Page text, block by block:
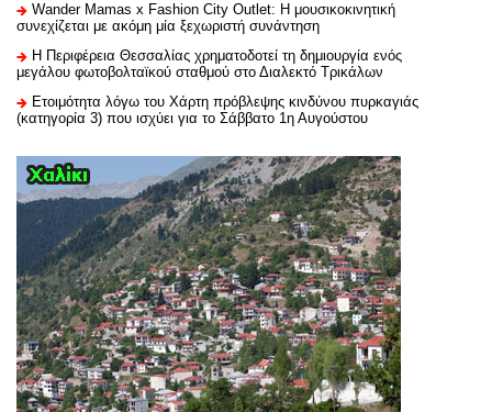
Wander Mamas x Fashion City Outlet: Η μουσικοκινητική
συνεχίζεται με ακόμη μία ξεχωριστή συνάντηση
H Περιφέρεια Θεσσαλίας χρηματοδοτεί τη δημιουργία ενός
μεγάλου φωτοβολταϊκού σταθμού στο Διαλεκτό Τρικάλων
Ετοιμότητα λόγω του Χάρτη πρόβλεψης κινδύνου πυρκαγιάς
(κατηγορία 3) που ισχύει για το Σάββατο 1η Αυγούστου